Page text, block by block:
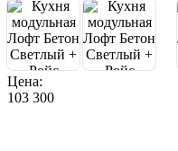
Цена:
103 300